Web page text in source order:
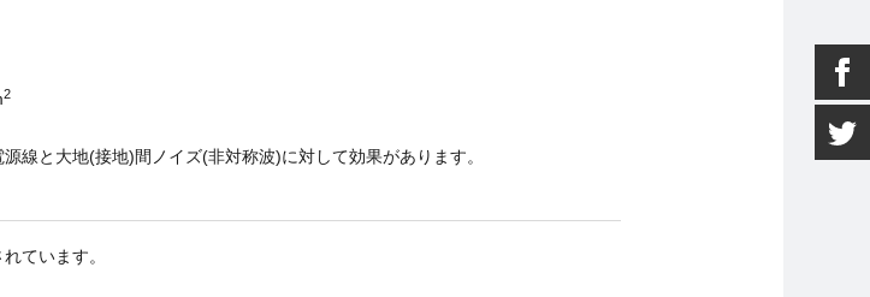
2
線と大地(接地)間ノイズ(非対称波)に対して効果があります。
ています。